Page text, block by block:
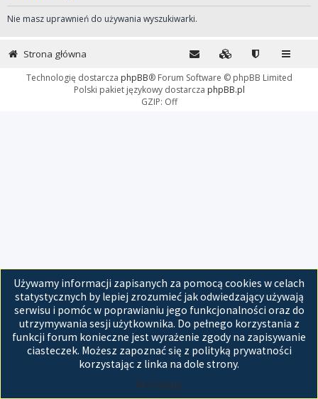
Nie masz uprawnień do używania wyszukiwarki.
Używamy informacji zapisanych za pomocą cookies w celach
statystycznych by lepiej zrozumieć jak odwiedzający używają
serwisu i pomóc w poprawianiu jego funkcjonalności oraz do
utrzymywania sesji użytkownika. Do pełnego korzystania z
funkcji forum konieczne jest wyrażenie zgody na zapisywanie
ciasteczek. Możesz zapoznać się z polityką prywatności
korzystając z linka na dole strony.
Akceptuję
Strona główna
Technologię dostarcza phpBB® Forum Software © phpBB Limited
Polski pakiet językowy dostarcza phpBB.pl
GZIP: Off